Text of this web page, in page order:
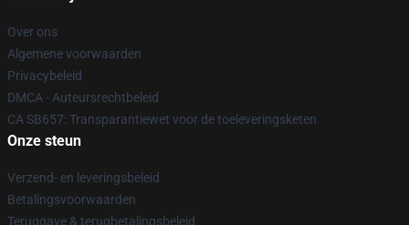
Over ons
Algemene voorwaarden
Privacybeleid
DMCA - Auteursrechtbeleid
CA SB657: Transparantiewet voor de toeleveringsketen
Onze steun
Verzend- en leveringsbeleid
Betalingsvoorwaarden
Teruggave & terugbetalingsbeleid